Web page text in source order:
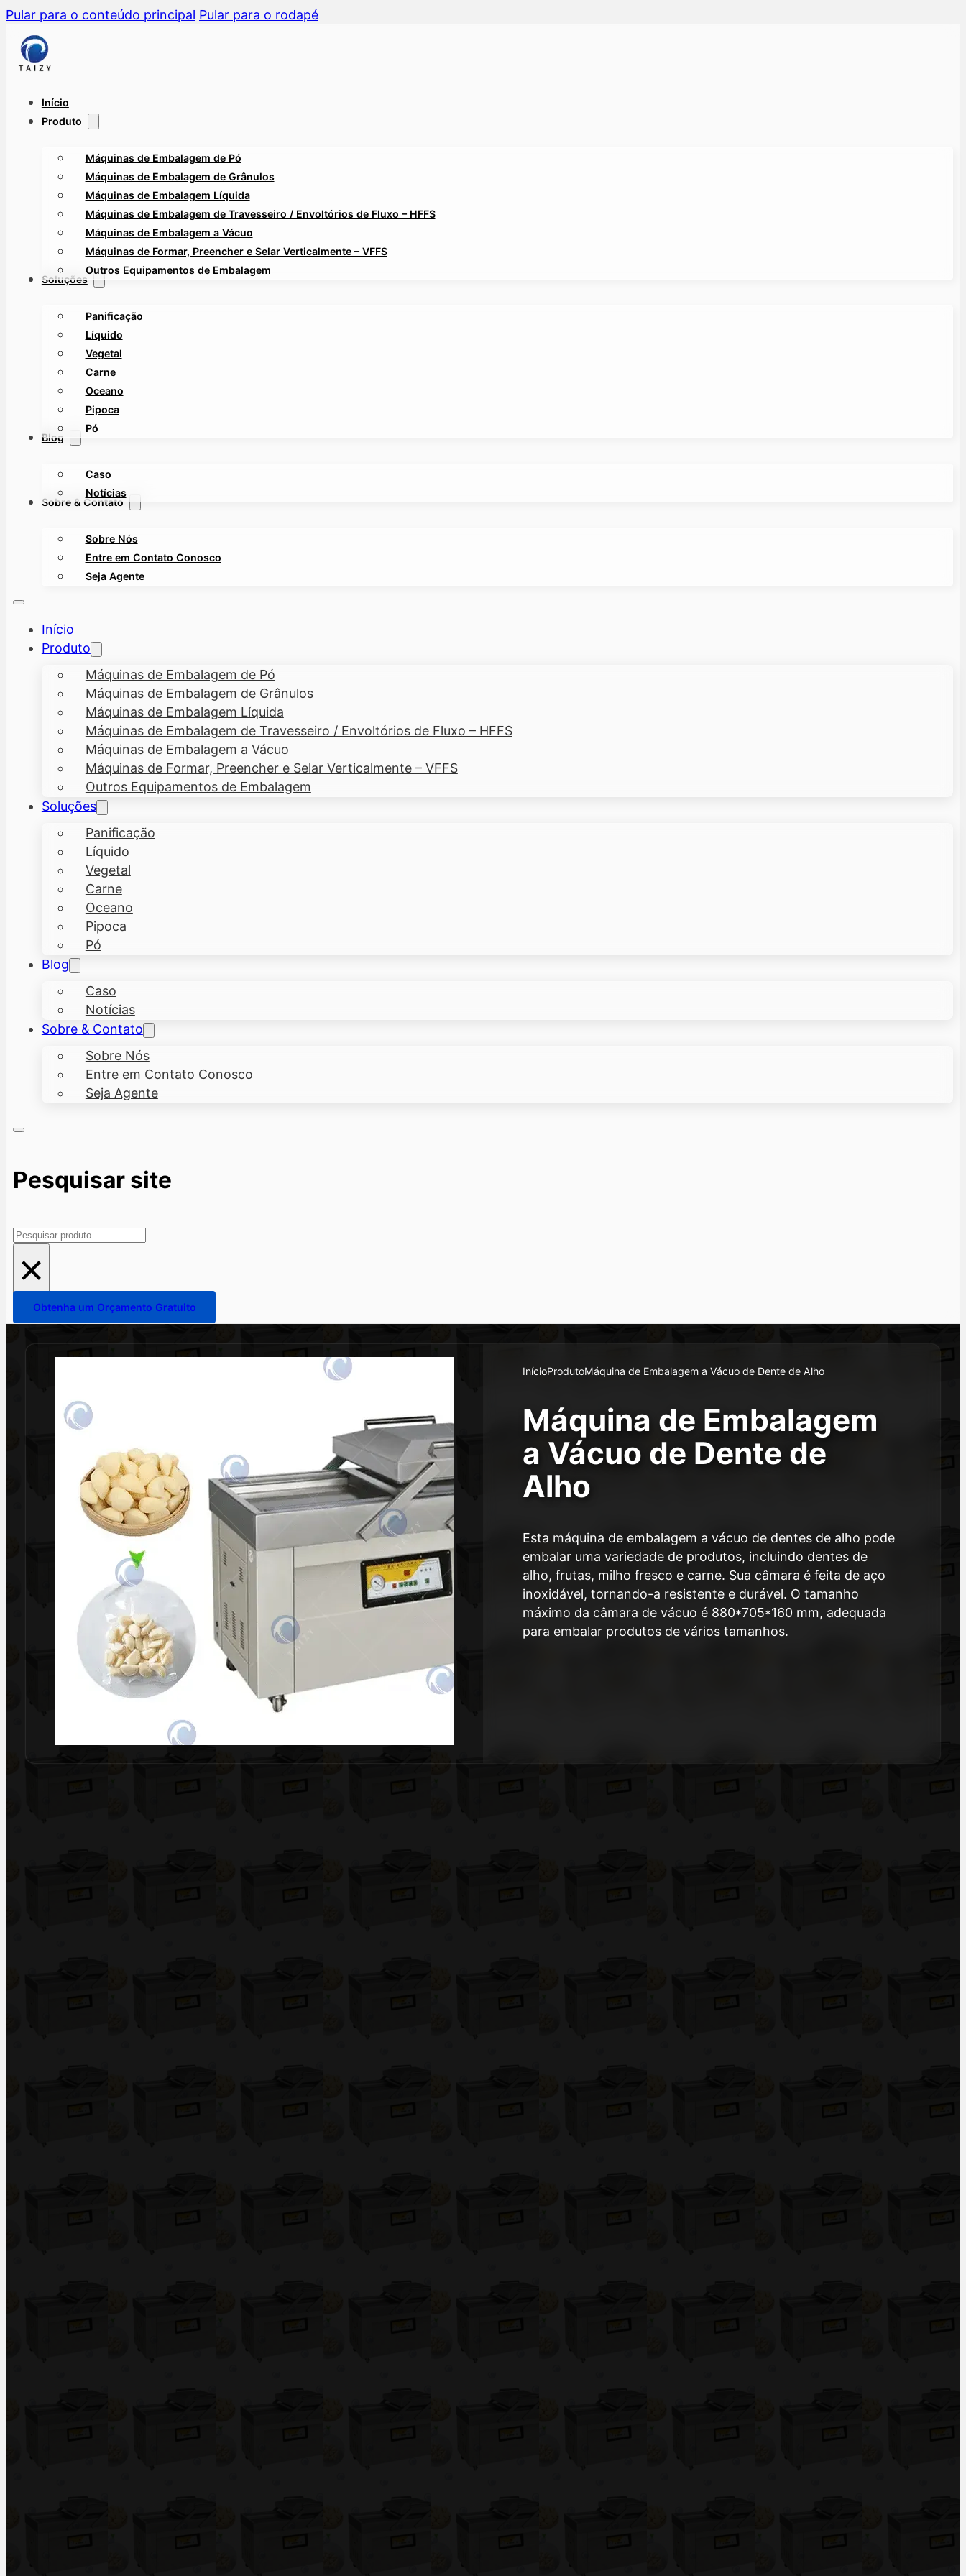
Pular para o conteúdo principal Pular para o rodapé
Início
Produto
Máquinas de Embalagem de Pó
Máquinas de Embalagem de Grânulos
Máquinas de Embalagem Líquida
Máquinas de Embalagem de Travesseiro / Envoltórios de Fluxo – HFFS
Máquinas de Embalagem a Vácuo
Máquinas de Formar, Preencher e Selar Verticalmente – VFFS
Outros Equipamentos de Embalagem
Soluções
Panificação
Líquido
Vegetal
Carne
Oceano
Pipoca
Pó
Blog
Caso
Notícias
Sobre & Contato
Sobre Nós
Entre em Contato Conosco
Seja Agente
Início
Produto
Máquinas de Embalagem de Pó
Máquinas de Embalagem de Grânulos
Máquinas de Embalagem Líquida
Máquinas de Embalagem de Travesseiro / Envoltórios de Fluxo – HFFS
Máquinas de Embalagem a Vácuo
Máquinas de Formar, Preencher e Selar Verticalmente – VFFS
Outros Equipamentos de Embalagem
Soluções
Panificação
Líquido
Vegetal
Carne
Oceano
Pipoca
Pó
Blog
Caso
Notícias
Sobre & Contato
Sobre Nós
Entre em Contato Conosco
Seja Agente
Pesquisar site
Pesquisar
×
Obtenha um Orçamento Gratuito
InícioProdutoMáquina de Embalagem a Vácuo de Dente de Alho
Máquina de Embalagem
a Vácuo de Dente de
Alho
Esta máquina de embalagem a vácuo de dentes de alho pode
embalar uma variedade de produtos, incluindo dentes de
alho, frutas, milho fresco e carne. Sua câmara é feita de aço
inoxidável, tornando-a resistente e durável. O tamanho
máximo da câmara de vácuo é 880*705*160 mm, adequada
para embalar produtos de vários tamanhos.